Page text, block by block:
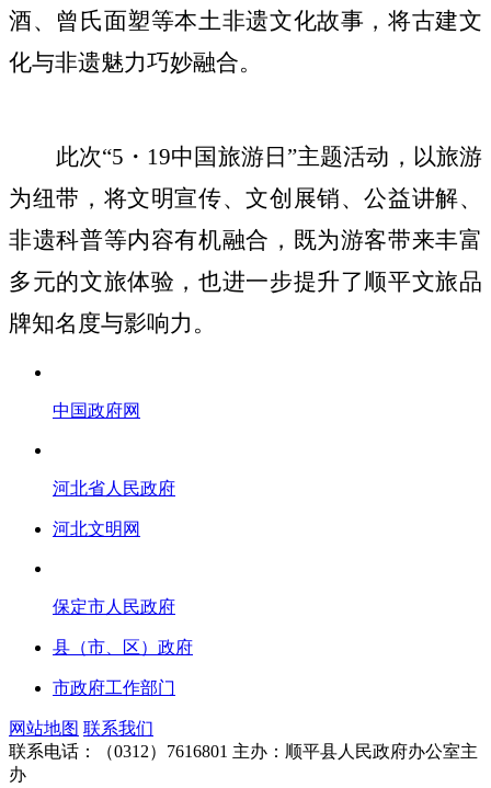
酒、曾氏面塑等本土非遗文化故事，将古建文
化与非遗魅力巧妙融合。
此次“5・ 19中国旅游日”主题活动，以旅游
为纽带，将文明宣传、文创展销、公益讲解、
非遗科普等内容有机融合，既为游客带来丰富
多元的文旅体验，也进一步提升了顺平文旅品
牌知名度与影响力。
中国政府网
河北省人民政府
河北文明网
保定市人民政府
县（市、区）政府
市政府工作部门
网站地图 联系我们
联系电话：（0312）7616801 主办：顺平县人民政府办公室主
办